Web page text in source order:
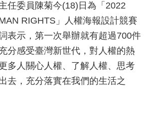
任委員陳菊今(18)日為「2022
RIGHTS」人權海報設計競賽
表示，第一次舉辦就有超過700件
分感受臺灣新世代，對人權的熱
多人關心人權、了解人權、思考
去，充分落實在我們的生活之